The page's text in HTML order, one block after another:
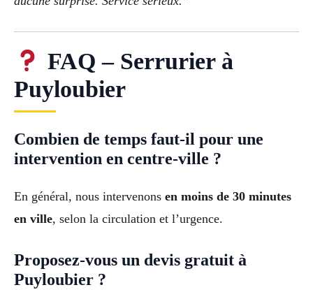
FAQ – Serrurier à
Puyloubier
Combien de temps faut-il pour une
intervention en centre-ville ?
En général, nous intervenons en moins de 30 minutes
en ville, selon la circulation et l’urgence.
Proposez-vous un devis gratuit à
Puyloubier ?